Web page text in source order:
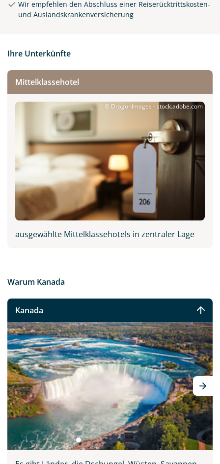
Wir empfehlen den Abschluss einer Reiserücktrittskosten-
und Auslandskrankenversicherung
Ihre Unterkünfte
Mittelklassehotel
© DragonImages - stock.adobe.com
ausgewählte Mittelklassehotels in zentraler Lage
Warum Kanada
Kanada